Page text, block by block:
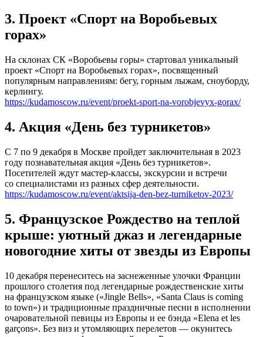
3. Проект «Спорт на Воробьевых
горах»
На склонах СК «Воробьевы горы» стартовал уникальный
проект «Спорт на Воробьевых горах», посвященный
популярным направлениям: бегу, горным лыжам, сноуборду,
керлингу.
https://kudamoscow.ru/event/proekt-sport-na-vorobjevyx-gorax/
4. Акция «День без турникетов»
С 7 по 9 декабря в Москве пройдет заключительная в 2023
году познавательная акция «День без турникетов».
Посетителей ждут мастер-классы, экскурсии и встречи
со специалистами из разных сфер деятельности.
https://kudamoscow.ru/event/aktsija-den-bez-turniketov-2023/
5. Французское Рождество на теплой
крыше: уютный джаз и легендарные
новогодние хиты от звезды из Европы
10 декабря перенеситесь на заснеженные улочки Франции
прошлого столетия под легендарные рождественские хиты
на французском языке («Jingle Bells», «Santa Claus is coming
to town») и традиционные праздничные песни в исполнении
очаровательной певицы из Европы и ее бэнда «Elena et les
garçons». Без виз и утомляющих перелетов — окунитесь